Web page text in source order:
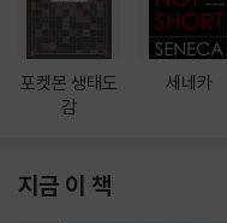
포켓몬 생태도
감
세네카
지금 이 책